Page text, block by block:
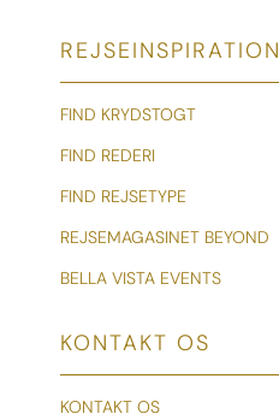
REJSEINSPIRATION
FIND KRYDSTOGT
FIND REDERI
FIND REJSETYPE
REJSEMAGASINET BEYOND
BELLA VISTA EVENTS
KONTAKT OS
KONTAKT OS